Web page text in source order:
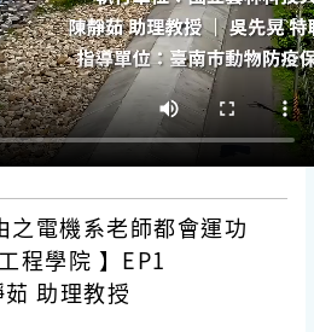
之電機系老師都會運功
程學院 】EP1
助理教授